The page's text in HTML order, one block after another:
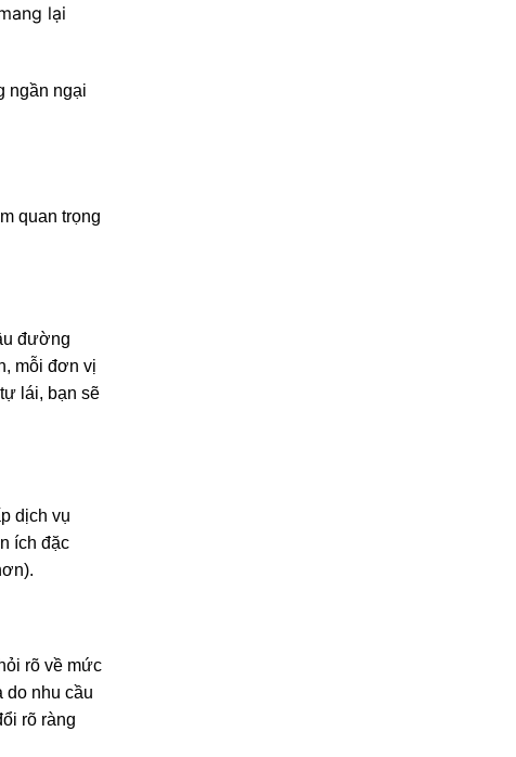
lại
ngần ngại
quan trọng
đường
mỗi đơn vị
lái, bạn sẽ
dịch vụ
ích đặc
rõ về mức
do nhu cầu
rõ ràng